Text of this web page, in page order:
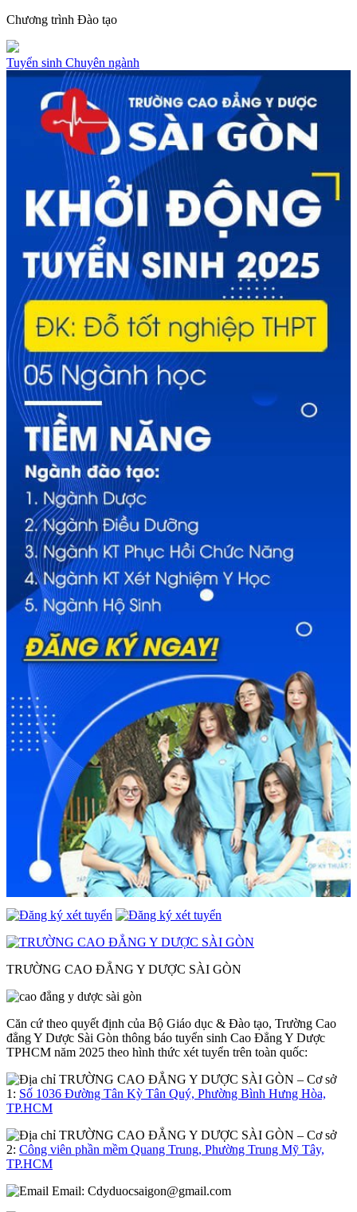
Chương trình Đào tạo
Tuyển sinh Chuyên ngành
TRƯỜNG CAO ĐẲNG Y DƯỢC SÀI GÒN
Căn cứ theo quyết định của Bộ Giáo dục & Đào tạo, Trường Cao
đẳng Y Dược Sài Gòn thông báo tuyển sinh Cao Đẳng Y Dược
TPHCM năm 2025 theo hình thức xét tuyển trên toàn quốc:
– Cơ sở
1: Số 1036 Đường Tân Kỳ Tân Quý, Phường Bình Hưng Hòa,
TP.HCM
– Cơ sở
2: Công viên phần mềm Quang Trung, Phường Trung Mỹ Tây,
TP.HCM
Email: Cdyduocsaigon@gmail.com